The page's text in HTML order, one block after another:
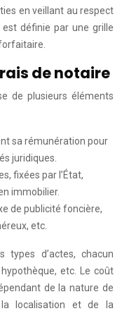
en veillant au respect
définie par une grille
de notaire
de plusieurs éléments
sa rémunération pour
juridiques.
fixées par l’État,
immobilier.
de publicité foncière,
etc.
types d’actes, chacun
etc. Le coût
de la nature de
localisation et de la